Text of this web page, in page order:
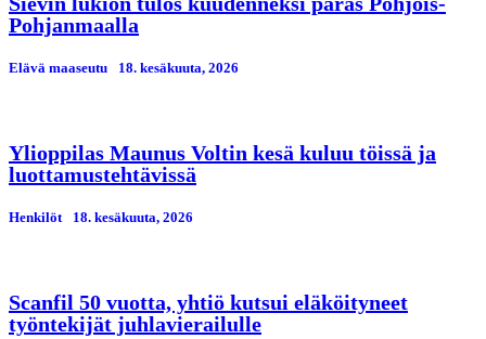
Pohjanmaalla
Elävä maaseutu 18. kesäkuuta, 2026
Ylioppilas Maunus Voltin kesä kuluu töissä ja
luottamustehtävissä
Henkilöt 18. kesäkuuta, 2026
Scanfil 50 vuotta, yhtiö kutsui eläköityneet
työntekijät juhlavierailulle